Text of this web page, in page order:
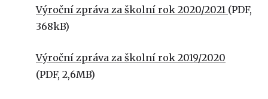
Výroční zpráva za školní rok 2020/2021 (PDF,
368kB)
Výroční zpráva za školní rok 2019/2020
(PDF, 2,6MB)